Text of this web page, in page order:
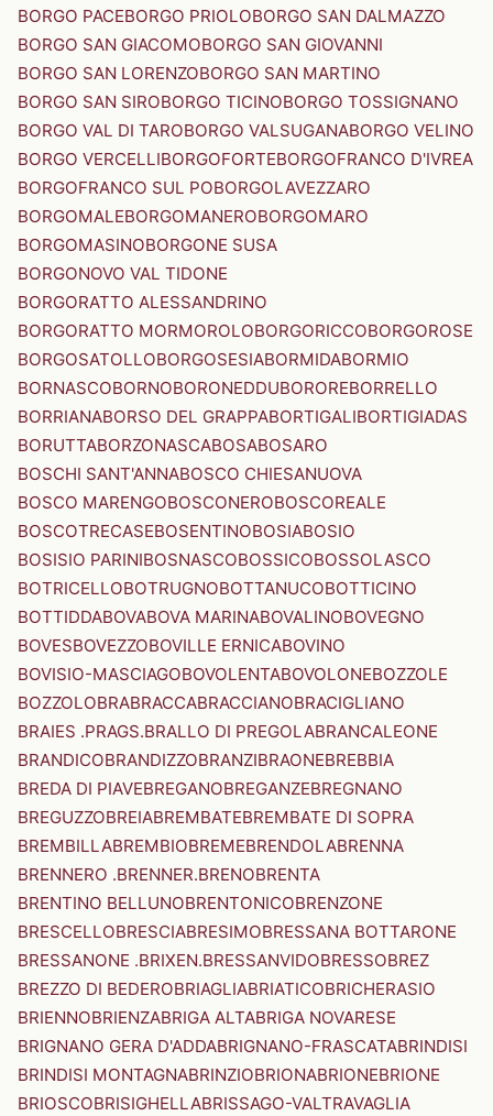
BORGO PACEBORGO PRIOLOBORGO SAN DALMAZZO
BORGO SAN GIACOMOBORGO SAN GIOVANNI
BORGO SAN LORENZOBORGO SAN MARTINO
BORGO SAN SIROBORGO TICINOBORGO TOSSIGNANO
BORGO VAL DI TAROBORGO VALSUGANABORGO VELINO
BORGO VERCELLIBORGOFORTEBORGOFRANCO D'IVREA
BORGOFRANCO SUL POBORGOLAVEZZARO
BORGOMALEBORGOMANEROBORGOMARO
BORGOMASINOBORGONE SUSA
BORGONOVO VAL TIDONE
BORGORATTO ALESSANDRINO
BORGORATTO MORMOROLOBORGORICCOBORGOROSE
BORGOSATOLLOBORGOSESIABORMIDABORMIO
BORNASCOBORNOBORONEDDUBOROREBORRELLO
BORRIANABORSO DEL GRAPPABORTIGALIBORTIGIADAS
BORUTTABORZONASCABOSABOSARO
BOSCHI SANT'ANNABOSCO CHIESANUOVA
BOSCO MARENGOBOSCONEROBOSCOREALE
BOSCOTRECASEBOSENTINOBOSIABOSIO
BOSISIO PARINIBOSNASCOBOSSICOBOSSOLASCO
BOTRICELLOBOTRUGNOBOTTANUCOBOTTICINO
BOTTIDDABOVABOVA MARINABOVALINOBOVEGNO
BOVESBOVEZZOBOVILLE ERNICABOVINO
BOVISIO-MASCIAGOBOVOLENTABOVOLONEBOZZOLE
BOZZOLOBRABRACCABRACCIANOBRACIGLIANO
BRAIES .PRAGS.BRALLO DI PREGOLABRANCALEONE
BRANDICOBRANDIZZOBRANZIBRAONEBREBBIA
BREDA DI PIAVEBREGANOBREGANZEBREGNANO
BREGUZZOBREIABREMBATEBREMBATE DI SOPRA
BREMBILLABREMBIOBREMEBRENDOLABRENNA
BRENNERO .BRENNER.BRENOBRENTA
BRENTINO BELLUNOBRENTONICOBRENZONE
BRESCELLOBRESCIABRESIMOBRESSANA BOTTARONE
BRESSANONE .BRIXEN.BRESSANVIDOBRESSOBREZ
BREZZO DI BEDEROBRIAGLIABRIATICOBRICHERASIO
BRIENNOBRIENZABRIGA ALTABRIGA NOVARESE
BRIGNANO GERA D'ADDABRIGNANO-FRASCATABRINDISI
BRINDISI MONTAGNABRINZIOBRIONABRIONEBRIONE
BRIOSCOBRISIGHELLABRISSAGO-VALTRAVAGLIA